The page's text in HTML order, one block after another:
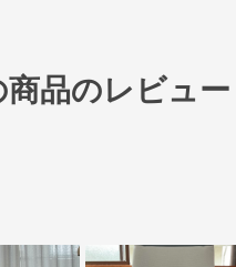
商品のレビュー